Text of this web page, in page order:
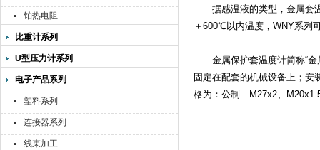
铂热电阻
比重计系列
U型压力计系列
电子产品系列
塑料系列
连接器系列
线束加工
据感温液的类型，金属套温
＋600℃以内温度，WNY系列
金属保护套温度计简称“金
固定在配套的机械设备上；安
格为：公制 M27x2、